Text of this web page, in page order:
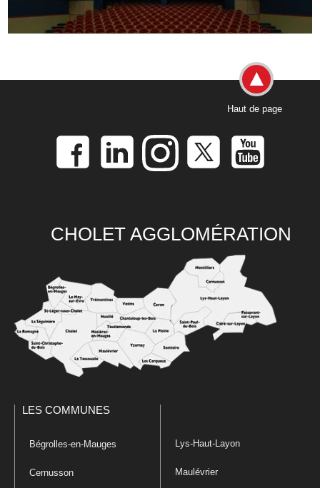
Haut de page
CHOLET AGGLOMÉRATION
LES COMMUNES
Bégrolles-en-Mauges
Cernusson
Lys-Haut-Layon
Maulévrier